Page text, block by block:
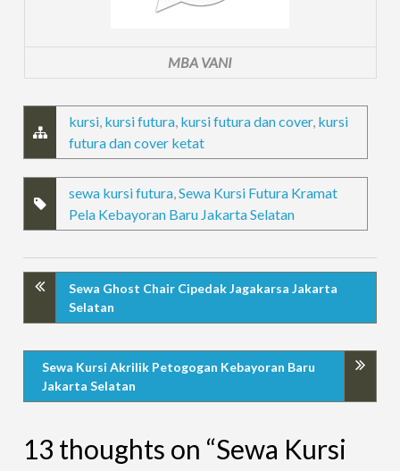
MBA VANI
kursi, kursi futura, kursi futura dan cover, kursi
futura dan cover ketat
sewa kursi futura,Sewa Kursi Futura Kramat
Pela Kebayoran Baru Jakarta Selatan
Sewa Ghost Chair Cipedak Jagakarsa Jakarta
Selatan
Sewa Kursi Akrilik Petogogan Kebayoran Baru
Jakarta Selatan
13 thoughts on “Sewa Kursi